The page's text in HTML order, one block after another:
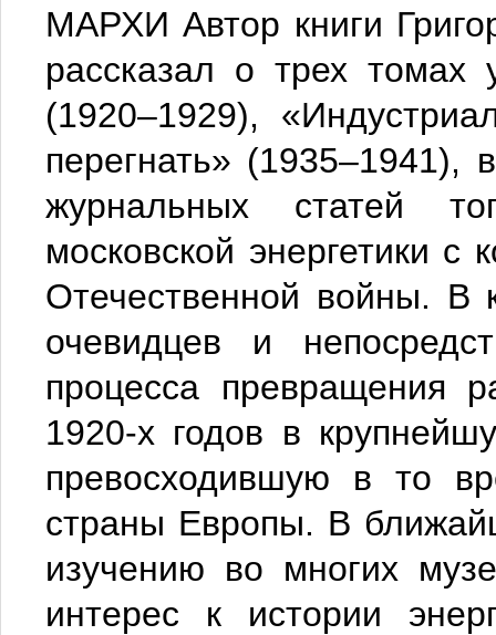
МАРХИ Автор книги
рассказал о трех
(1920–1929),
перегнать» (1935–1941),
журнальных статей
московской энергетики
Отечественной войны. В
очевидцев и
процесса превращения
1920-х годов в
превосходившую в то
страны Европы. В
изучению во многих
интерес к истории